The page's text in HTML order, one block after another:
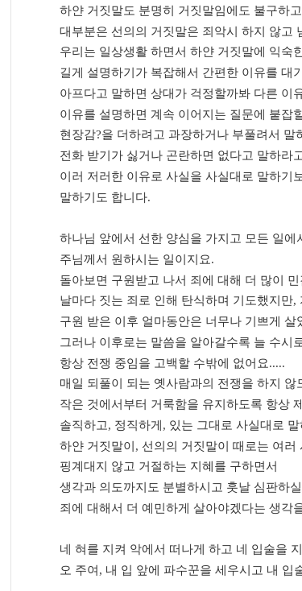
하얀 거짓말도 분명히 거짓말임에도 불구하고
대부분은 선의의 거짓말은 죄악시 하지 않고
우리는 일상생활 하면서 하얀 거짓말에 익숙
길게 설명하기가 복잡해서 간편한 이유를 대
아프다고 말하면 상대가 걱정할까봐 다른 이
이유를 설명하면 계속 이어지는 질문에 붙잡
현장감?을 더하려고 과장하거나 부풀려서 말
전화 받기가 싫거나 곤란하면 없다고 말하라
이러 저러한 이유로 사실을 사실대로 말하기
말하기도 합니다.
하나님 앞에서 선한 양심을 가지고 모든 일에
주님께서 원하시는 일이지요.
돌아보면 구원받고 나서 죄에 대해 더 많이
날마다 짓는 죄로 인해 탄식하며 기도했지만,
구원 받은 이후 얼마동안은 너무나 기쁘게 살
그러나 이후로는 말씀을 알아갈수록 늘 수시
항상 전쟁 중임을 고백할 수밖에 없어요.....
매일 되풀이 되는 옛사람과의 전쟁을 하지
작은 것에서부터 거룩함을 유지하도록 항상
솔직하고, 정직하게 , 있는 그대로 사실대로
하얀 거짓말이 , 선의의 거짓말이 때로는 여러
핑계대지 않고 거절하는 지혜를 구하면서
생각과 의도까지도 분별하시고 훗날 심판하
죄에 대해서 더 예민하게 살아야겠다는 생각
네 혀를 지켜 악에서 떠나게 하고 네 입술을
오 주여 , 내 입 앞에 파수꾼을 세우시고 내 입